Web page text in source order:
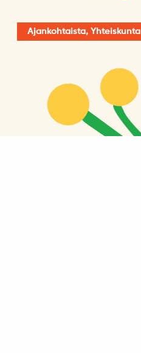
Ajankohtaista, Yhteiskunta